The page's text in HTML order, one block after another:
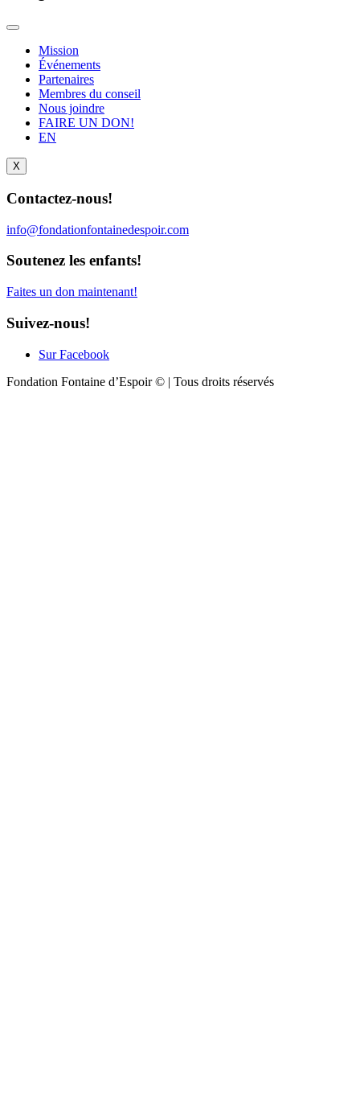
Mission
Événements
Partenaires
Membres du conseil
Nous joindre
FAIRE UN DON!
EN
X
Contactez-nous!
info@fondationfontainedespoir.com
Soutenez les enfants!
Faites un don maintenant!
Suivez-nous!
Sur Facebook
Fondation Fontaine d’Espoir © | Tous droits réservés